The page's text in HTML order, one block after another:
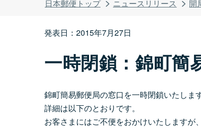
日本郵便トップ ニュースリリース 開
発表日：2015年7月27日
一時閉鎖：錦町簡
錦町簡易郵便局の窓口を一時閉鎖いたします
詳細は以下のとおりです。
お客さまにはご不便をおかけいたしますが